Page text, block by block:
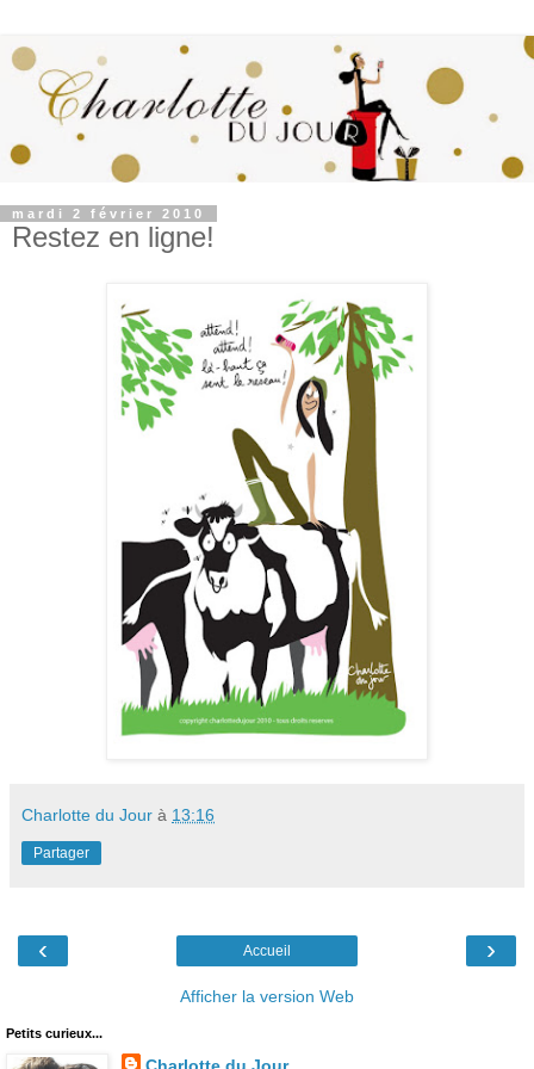
mardi 2 février 2010
Restez en ligne!
Charlotte du Jour à 13:16
Partager
‹ ›
Accueil
Afficher la version Web
Petits curieux...